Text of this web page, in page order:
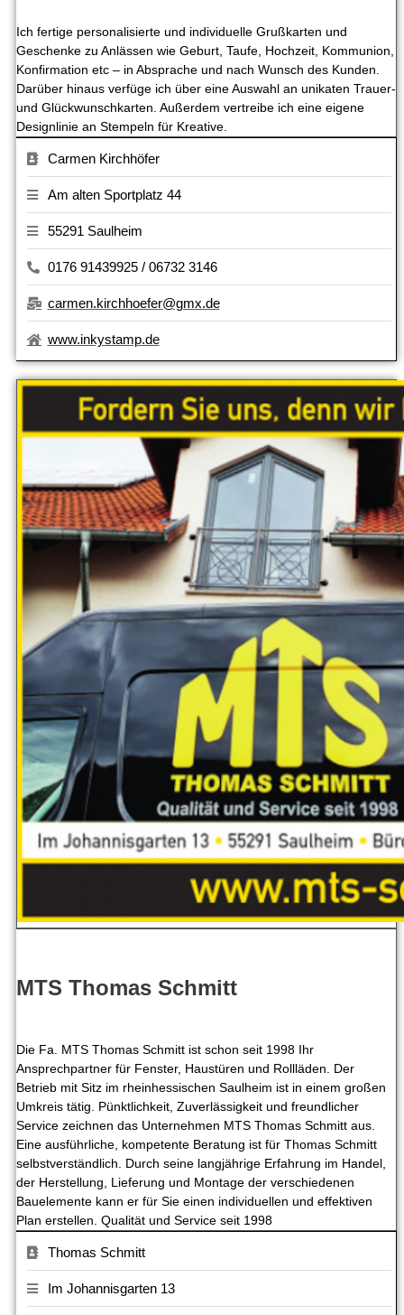
Ich fertige personalisierte und individuelle Grußkarten und
Geschenke zu Anlässen wie Geburt, Taufe, Hochzeit, Kommunion,
Konfirmation etc – in Absprache und nach Wunsch des Kunden.
Darüber hinaus verfüge ich über eine Auswahl an unikaten Trauer-
und Glückwunschkarten. Außerdem vertreibe ich eine eigene
Designlinie an Stempeln für Kreative.
Carmen Kirchhöfer
Am alten Sportplatz 44
55291 Saulheim
0176 91439925 / 06732 3146
carmen.kirchhoefer@gmx.de
www.inkystamp.de
MTS Thomas Schmitt
Die Fa. MTS Thomas Schmitt ist schon seit 1998 Ihr
Ansprechpartner für Fenster, Haustüren und Rollläden. Der
Betrieb mit Sitz im rheinhessischen Saulheim ist in einem großen
Umkreis tätig. Pünktlichkeit, Zuverlässigkeit und freundlicher
Service zeichnen das Unternehmen MTS Thomas Schmitt aus.
Eine ausführliche, kompetente Beratung ist für Thomas Schmitt
selbstverständlich. Durch seine langjährige Erfahrung im Handel,
der Herstellung, Lieferung und Montage der verschiedenen
Bauelemente kann er für Sie einen individuellen und effektiven
Plan erstellen. Qualität und Service seit 1998
Thomas Schmitt
Im Johannisgarten 13